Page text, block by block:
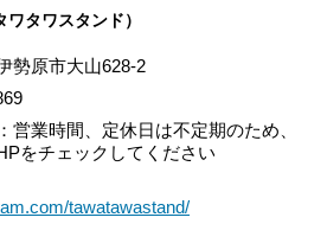
タワスタンド）
勢原市大山628-2
営業時間、定休日は不定期のため、
をチェックしてください
tawatawastand/